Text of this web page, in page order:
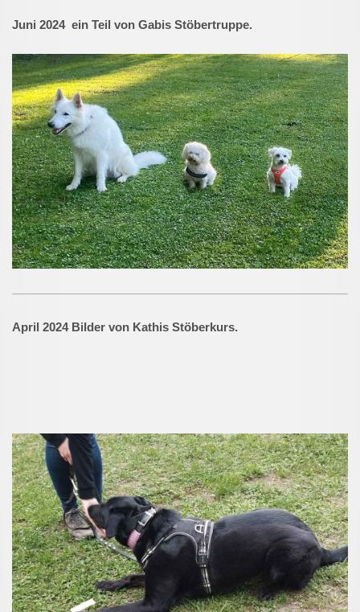
Juni 2024 ein Teil von Gabis Stöbertruppe.
April 2024 Bilder von Kathis Stöberkurs.